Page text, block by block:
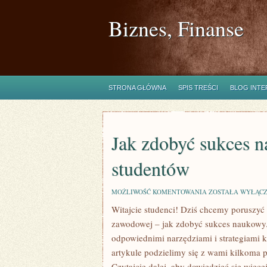
Biznes, Finanse
STRONA GŁÓWNA SPIS TREŚCI BLOG
Jak zdobyć sukces
studentów
MOŻLIWOŚĆ KOMENTOWANIA JAK
SUKCES
NAUKOWY
–
PORADY
STUDENTÓW
ZOSTAŁA
Witajcie studenci! Dziś chcemy
zawodowej – jak zdobyć sukces
odpowiednimi narzędziami i⁢ strategiami
artykule podzielimy się z wami kilkoma